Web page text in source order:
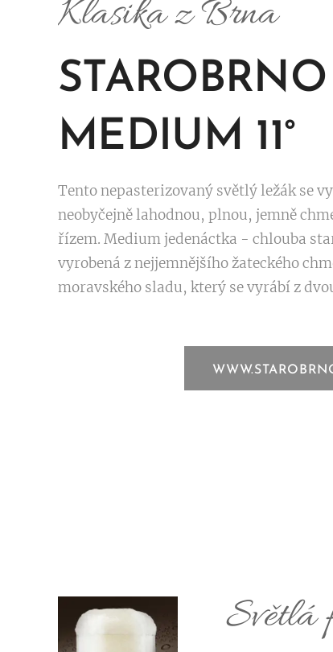
Klasika z Brna
STAROBRNO
MEDIUM 11°
Tento nepasterizovaný světlý ležák se
neobyčejně lahodnou, plnou, jemně
řízem. Medium jedenáctka - chlouba
vyrobená z nejjemnějšího žateckého
moravského sladu, který se vyrábí z
Světlá